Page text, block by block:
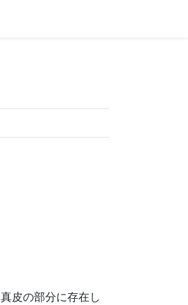
皮の部分に存在し